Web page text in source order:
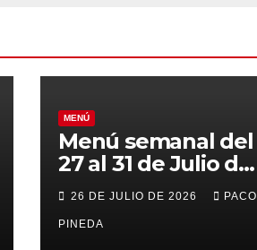
MENÚ
Menú semanal del
27 al 31 de Julio de
2026
26 DE JULIO DE 2026 PACO
PINEDA